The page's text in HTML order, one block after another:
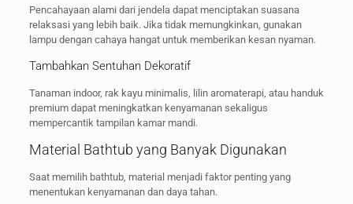
Pencahayaan alami dari jendela dapat menciptakan suasana
relaksasi yang lebih baik. Jika tidak memungkinkan, gunakan
lampu dengan cahaya hangat untuk memberikan kesan nyaman.
Tambahkan Sentuhan Dekoratif
Tanaman indoor, rak kayu minimalis, lilin aromaterapi, atau handuk
premium dapat meningkatkan kenyamanan sekaligus
mempercantik tampilan kamar mandi.
Material Bathtub yang Banyak Digunakan
Saat memilih bathtub, material menjadi faktor penting yang
menentukan kenyamanan dan daya tahan.